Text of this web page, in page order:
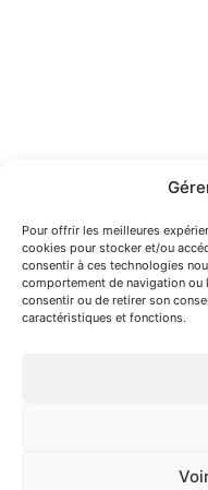
Pour offrir les meilleures
cookies pour stocker et/ou
consentir à ces technologies
comportement de navigation ou
consentir ou de retirer son
caractéristiques et fonctions.